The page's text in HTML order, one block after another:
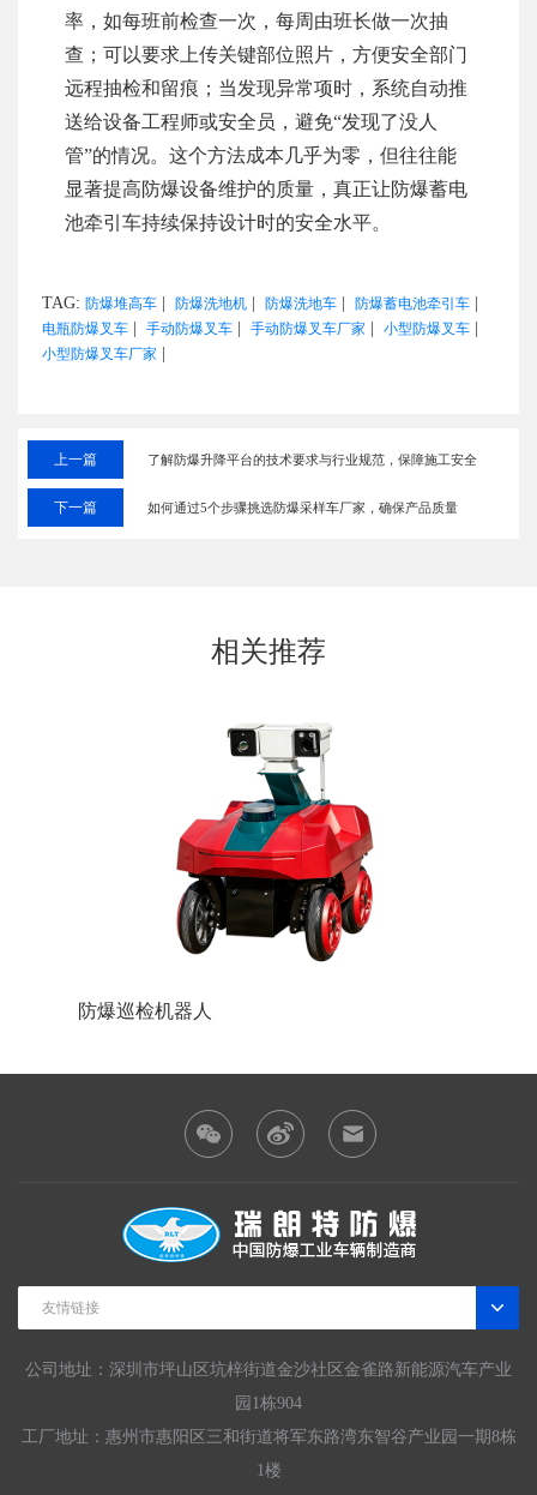
率，如每班前检查一次，每周由班长做一次抽
查；可以要求上传关键部位照片，方便安全部门
远程抽检和留痕；当发现异常项时，系统自动推
送给设备工程师或安全员，避免“发现了没人
管”的情况。这个方法成本几乎为零，但往往能
显著提高防爆设备维护的质量，真正让防爆蓄电
池牵引车持续保持设计时的安全水平。
TAG: 防爆堆高车 防爆洗地机 防爆洗地车 防爆蓄电池牵引车
电瓶防爆叉车 手动防爆叉车 手动防爆叉车厂家 小型防爆叉车
小型防爆叉车厂家
上一篇 了解防爆升降平台的技术要求与行业规范，保障施工安全
下一篇 如何通过5个步骤挑选防爆采样车厂家，确保产品质量
相关推荐
防爆巡检机器人
友情链接
公司地址：深圳市坪山区坑梓街道金沙社区金雀路新能源汽车产业
园1栋904
工厂地址：惠州市惠阳区三和街道将军东路湾东智谷产业园一期8栋
1楼